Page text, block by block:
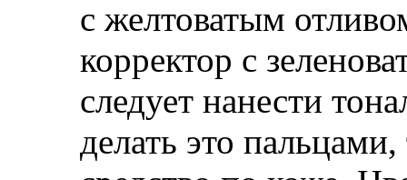
с желтоватым
корректор с
следует нанести
делать это